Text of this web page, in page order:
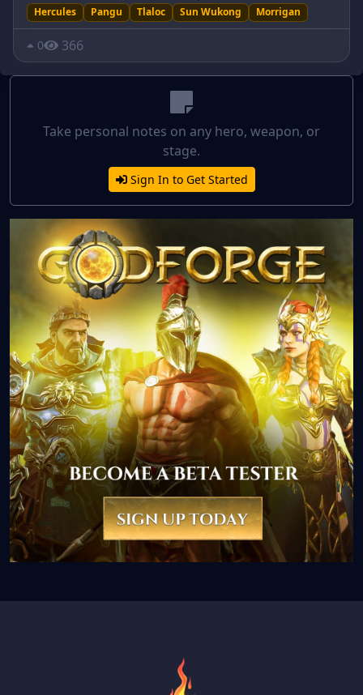
Hercules Pangu Tlaloc Sun Wukong Morrigan
0 366
Take personal notes on any hero, weapon, or
stage.
Sign In to Get Started